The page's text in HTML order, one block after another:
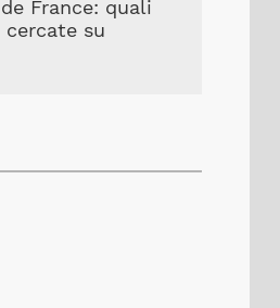
France: quali
su